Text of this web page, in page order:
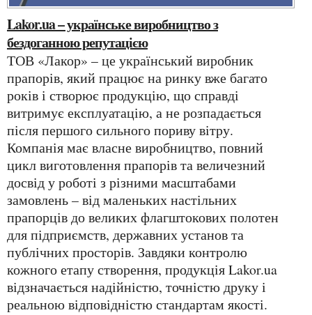
Lakor.ua – українське виробництво з
бездоганною репутацією
ТОВ «Лакор» – це український виробник
прапорів, який працює на ринку вже багато
років і створює продукцію, що справді
витримує експлуатацію, а не розпадається
після першого сильного пориву вітру.
Компанія має власне виробництво, повний
цикл виготовлення прапорів та величезний
досвід у роботі з різними масштабами
замовлень – від маленьких настільних
прапорців до великих флагштокових полотен
для підприємств, державних установ та
публічних просторів. Завдяки контролю
кожного етапу створення, продукція Lakor.ua
відзначається надійністю, точністю друку і
реальною відповідністю стандартам якості.